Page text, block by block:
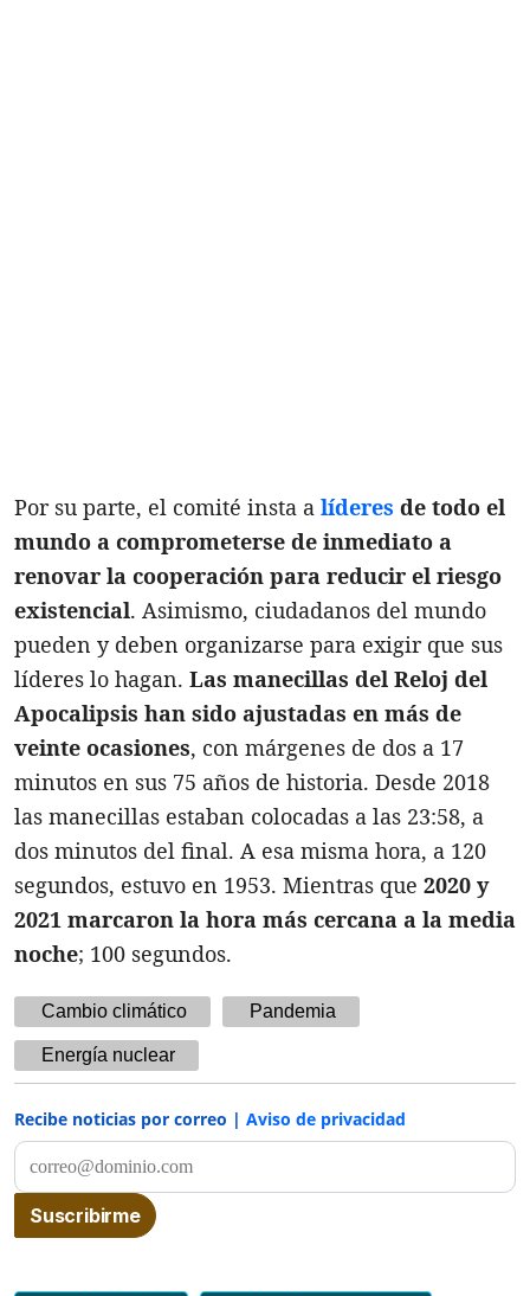
Por su parte, el comité insta a líderes de todo el
mundo a comprometerse de inmediato a
renovar la cooperación para reducir el riesgo
existencial. Asimismo, ciudadanos del mundo
pueden y deben organizarse para exigir que sus
líderes lo hagan. Las manecillas del Reloj del
Apocalipsis han sido ajustadas en más de
veinte ocasiones, con márgenes de dos a 17
minutos en sus 75 años de historia. Desde 2018
las manecillas estaban colocadas a las 23:58, a
dos minutos del final. A esa misma hora, a 120
segundos, estuvo en 1953. Mientras que 2020 y
2021 marcaron la hora más cercana a la media
noche; 100 segundos.
Cambio climático Pandemia
Energía nuclear
Recibe noticias por correo | Aviso de privacidad